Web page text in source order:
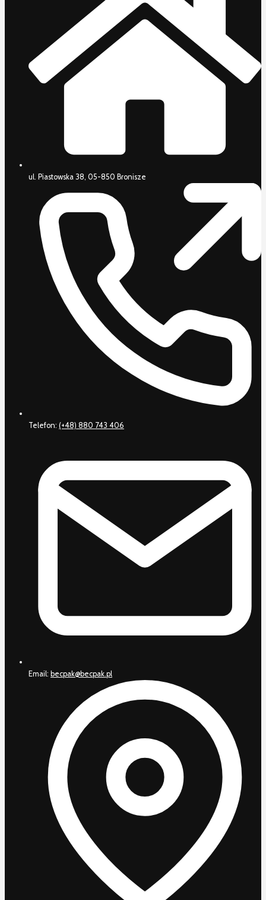
ul. Piastowska 38, 05-850 Bronisze
Telefon: (+48) 880 743 406
Email: becpak@becpak.pl